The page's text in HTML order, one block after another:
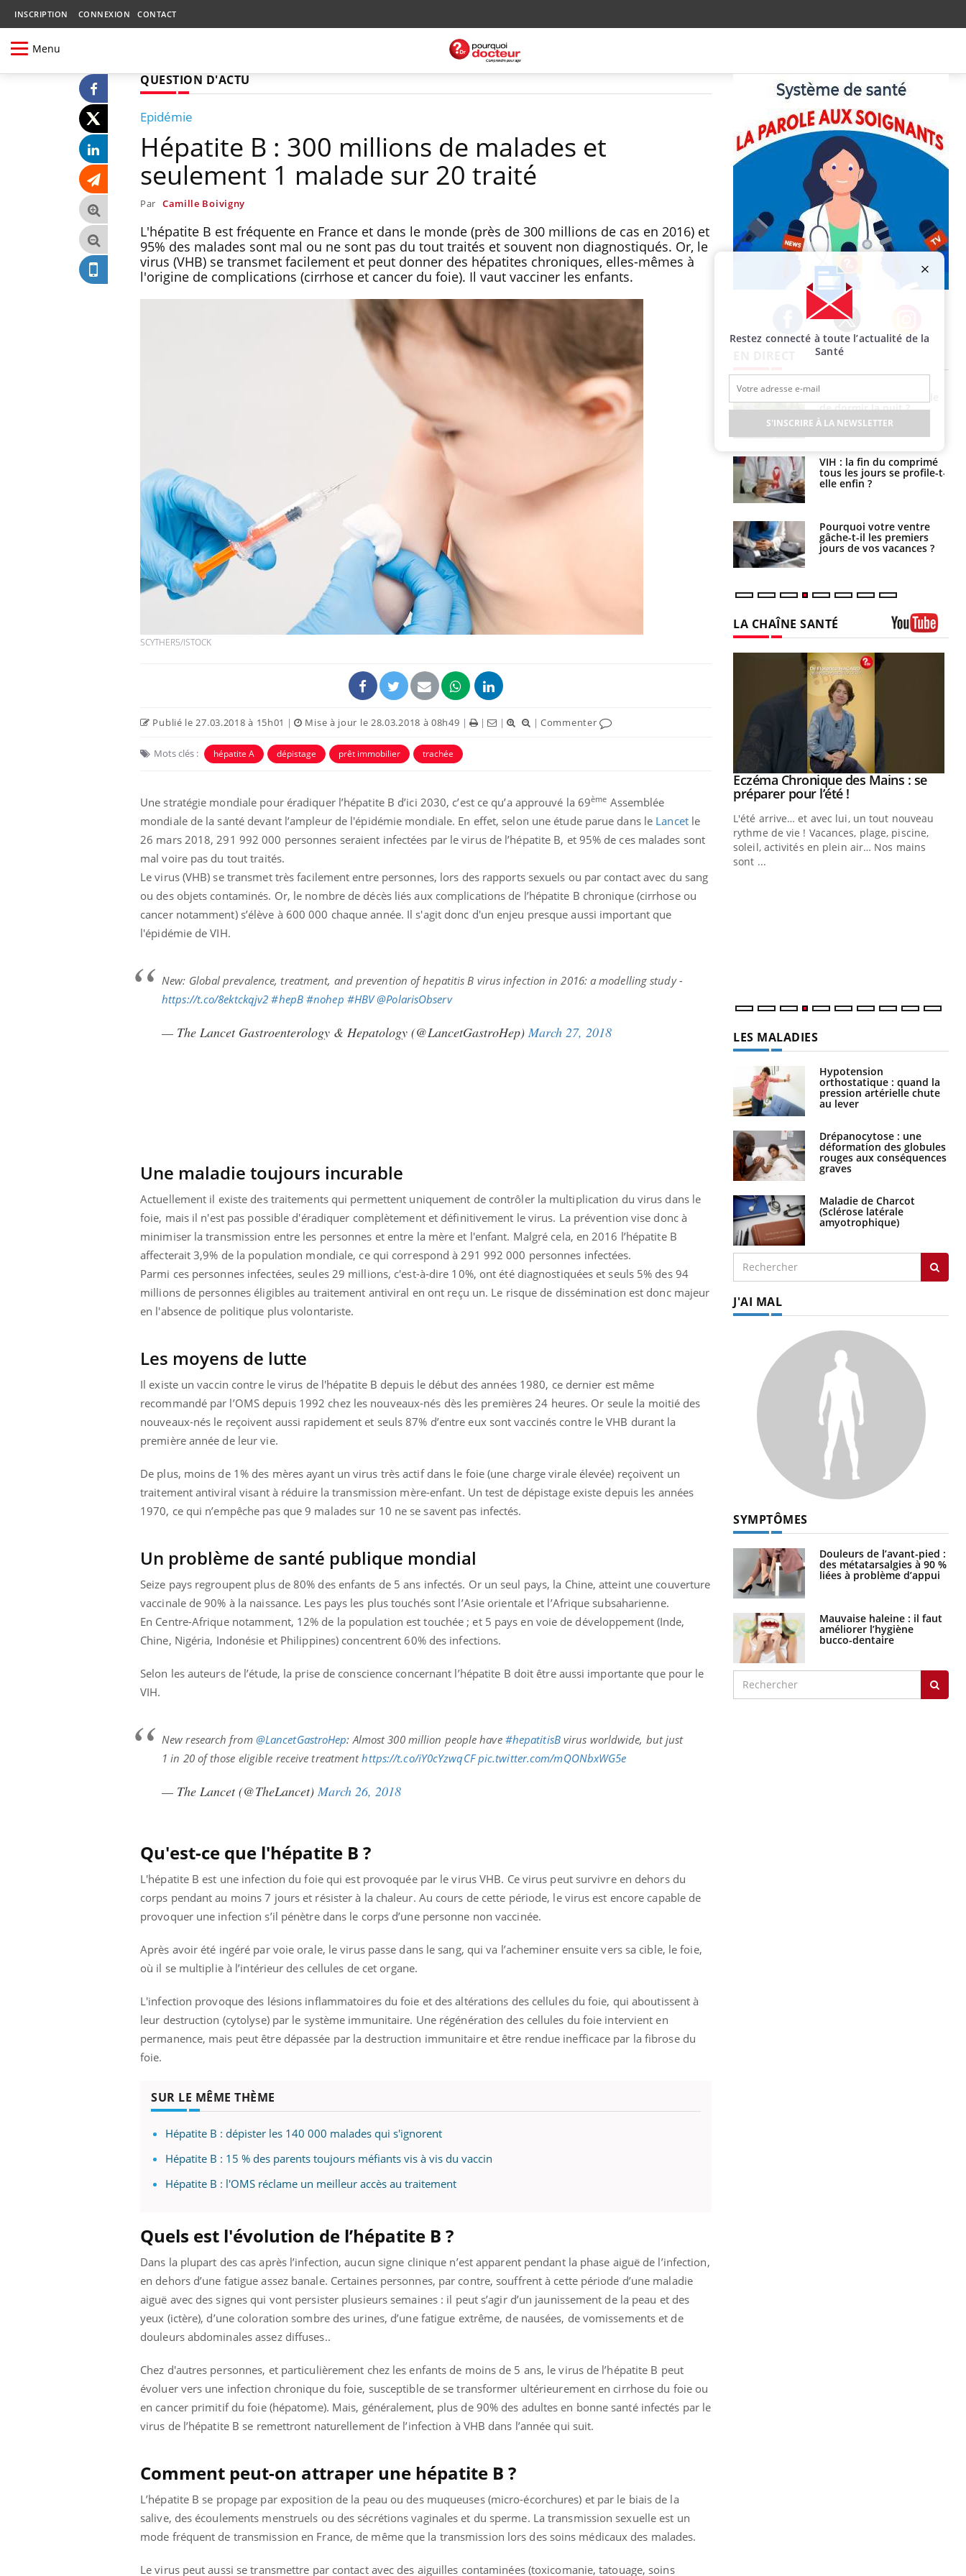
INSCRIPTION CONNEXION CONTACT
Menu
QUESTION D'ACTU
Epidémie
Hépatite B : 300 millions de malades et
seulement 1 malade sur 20 traité
Par Camille Boivigny
L'hépatite B est fréquente en France et dans le monde (près de 300 millions de cas en 2016) et
95% des malades sont mal ou ne sont pas du tout traités et souvent non diagnostiqués. Or, le
virus (VHB) se transmet facilement et peut donner des hépatites chroniques, elles-mêmes à
l'origine de complications (cirrhose et cancer du foie). Il vaut vacciner les enfants.
SCYTHER5/ISTOCK
Publié le 27.03.2018 à 15h01 | Mise à jour le 28.03.2018 à 08h49 | | | |Commenter
Mots clés : hépatite A dépistage prêt immobilier trachée
Une stratégie mondiale pour éradiquer l’hépatite B d’ici 2030, c’est ce qu’a approuvé la 69ème Assemblée
mondiale de la santé devant l’ampleur de l'épidémie mondiale. En effet, selon une étude parue dans le Lancetle
26 mars 2018, 291 992 000 personnes seraient infectées par le virus de l’hépatite B, et 95% de ces malades sont
mal voire pas du tout traités.
Le virus (VHB) se transmet très facilement entre personnes, lors des rapports sexuels ou par contact avec du sang
ou des objets contaminés. Or, le nombre de décès liés aux complications de l’hépatite B chronique (cirrhose ou
cancer notamment) s’élève à 600 000 chaque année. Il s'agit donc d'un enjeu presque aussi important que
l'épidémie de VIH.
New: Global prevalence, treatment, and prevention of hepatitis B virus infection in 2016: a modelling study -
https://t.co/8ektckqjv2 #hepB #nohep #HBV @PolarisObserv
— The Lancet Gastroenterology & Hepatology (@LancetGastroHep) March 27, 2018
Une maladie toujours incurable
Actuellement il existe des traitements qui permettent uniquement de contrôler la multiplication du virus dans le
foie, mais il n'est pas possible d'éradiquer complètement et définitivement le virus. La prévention vise donc à
minimiser la transmission entre les personnes et entre la mère et l'enfant. Malgré cela, en 2016 l’hépatite B
affecterait 3,9% de la population mondiale, ce qui correspond à 291 992 000 personnes infectées.
Parmi ces personnes infectées, seules 29 millions, c'est-à-dire 10%, ont été diagnostiquées et seuls 5% des 94
millions de personnes éligibles au traitement antiviral en ont reçu un. Le risque de dissémination est donc majeur
en l'absence de politique plus volontariste.
Les moyens de lutte
Il existe un vaccin contre le virus de l'hépatite B depuis le début des années 1980, ce dernier est même
recommandé par l’OMS depuis 1992 chez les nouveaux-nés dès les premières 24 heures. Or seule la moitié des
nouveaux-nés le reçoivent aussi rapidement et seuls 87% d’entre eux sont vaccinés contre le VHB durant la
première année de leur vie.
De plus, moins de 1% des mères ayant un virus très actif dans le foie (une charge virale élevée) reçoivent un
traitement antiviral visant à réduire la transmission mère-enfant. Un test de dépistage existe depuis les années
1970, ce qui n’empêche pas que 9 malades sur 10 ne se savent pas infectés.
Un problème de santé publique mondial
Seize pays regroupent plus de 80% des enfants de 5 ans infectés. Or un seul pays, la Chine, atteint une couverture
vaccinale de 90% à la naissance. Les pays les plus touchés sont l’Asie orientale et l’Afrique subsaharienne.
En Centre-Afrique notamment, 12% de la population est touchée ; et 5 pays en voie de développement (Inde,
Chine, Nigéria, Indonésie et Philippines) concentrent 60% des infections.
Selon les auteurs de l’étude, la prise de conscience concernant l’hépatite B doit être aussi importante que pour le
VIH.
New research from @LancetGastroHep: Almost 300 million people have #hepatitisBvirus worldwide, but just
1 in 20 of those eligible receive treatmenthttps://t.co/iY0cYzwqCF pic.twitter.com/mQONbxWG5e
— The Lancet (@TheLancet) March 26, 2018
Qu'est-ce que l'hépatite B ?
L'hépatite B est une infection du foie qui est provoquée par le virus VHB. Ce virus peut survivre en dehors du
corps pendant au moins 7 jours et résister à la chaleur. Au cours de cette période, le virus est encore capable de
provoquer une infection s’il pénètre dans le corps d’une personne non vaccinée.
Après avoir été ingéré par voie orale, le virus passe dans le sang, qui va l’acheminer ensuite vers sa cible, le foie,
où il se multiplie à l’intérieur des cellules de cet organe.
L'infection provoque des lésions inflammatoires du foie et des altérations des cellules du foie, qui aboutissent à
leur destruction (cytolyse) par le système immunitaire. Une régénération des cellules du foie intervient en
permanence, mais peut être dépassée par la destruction immunitaire et être rendue inefficace par la fibrose du
foie.
SUR LE MÊME THÈME
Hépatite B : dépister les 140 000 malades qui s'ignorent
Hépatite B : 15 % des parents toujours méfiants vis à vis du vaccin
Hépatite B : l'OMS réclame un meilleur accès au traitement
Quels est l'évolution de l’hépatite B ?
Dans la plupart des cas après l’infection, aucun signe clinique n’est apparent pendant la phase aiguë de l’infection,
en dehors d’une fatigue assez banale. Certaines personnes, par contre, souffrent à cette période d’une maladie
aiguë avec des signes qui vont persister plusieurs semaines : il peut s’agir d’un jaunissement de la peau et des
yeux (ictère), d’une coloration sombre des urines, d’une fatigue extrême, de nausées, de vomissements et de
douleurs abdominales assez diffuses..
Chez d'autres personnes, et particulièrement chez les enfants de moins de 5 ans, le virus de l’hépatite B peut
évoluer vers une infection chronique du foie, susceptible de se transformer ultérieurement en cirrhose du foie ou
en cancer primitif du foie (hépatome). Mais, généralement, plus de 90% des adultes en bonne santé infectés par le
virus de l’hépatite B se remettront naturellement de l’infection à VHB dans l’année qui suit.
Comment peut-on attraper une hépatite B ?
L’hépatite B se propage par exposition de la peau ou des muqueuses (micro-écorchures) et par le biais de la
salive, des écoulements menstruels ou des sécrétions vaginales et du sperme. La transmission sexuelle est un
mode fréquent de transmission en France, de même que la transmission lors des soins médicaux des malades.
Le virus peut aussi se transmettre par contact avec des aiguilles contaminées (toxicomanie, tatouage, soins
Facebook Twitter Instagram
rapport s’interroge sur
son taux élevé en France
Grossesse à risque : ce jus
naturel attire l'attention
des chercheurs
Comment oublier les
écrans en vacances ?
Toujours connectés :
comment le travail
empiète de plus en plus
sur nos soirées
Cancer colorectal : une
stratégie simple aurait
changé la donne au Pays
basque
Chikungunya, dengue,
West Nile : que se passe-
t-il dans le sud de la
France ?
de dormir la nuit ?
VIH : la fin du comprimé
tous les jours se profile-t-
elle enfin ?
Pourquoi votre ventre
gâche-t-il les premiers
jours de vos vacances ?
LA CHAÎNE SANTÉ
Il y a des sujets qui sont faciles à aborder...
d'autres non ! D'un côté, poser des
questions sur la maladie d'un proche c'est
prévenir
Fatigue, irritabilité, brouillard mental ou
même alopécie… Les symptômes de la
carence en fer sont multiples ce qui la rend
osait en parler??
En 2026, l'insuline dans le diabète de type 2
reste entourée d'idées reçues chez les
patients comme parfois chez les soignants.
Youtube
Eczéma Chronique des Mains : se
préparer pour l’été !Youtube
L'été arrive… et avec lui, un tout nouveau
rythme de vie ! Vacances, plage, piscine,
soleil, activités en plein air… Nos mains
sont ...
LES MALADIES
Hypotension
orthostatique : quand la
pression artérielle chute
au lever
Drépanocytose : une
déformation des globules
rouges aux conséquences
graves
Maladie de Charcot
(Sclérose latérale
amyotrophique)
J'AI MAL
SYMPTÔMES
Douleurs de l’avant-pied :
des métatarsalgies à 90 %
liées à problème d’appui
Mauvaise haleine : il faut
améliorer l’hygiène
bucco-dentaire
Restez connecté à toute l’actualité de la
Santé
S'INSCRIRE À LA NEWSLETTER